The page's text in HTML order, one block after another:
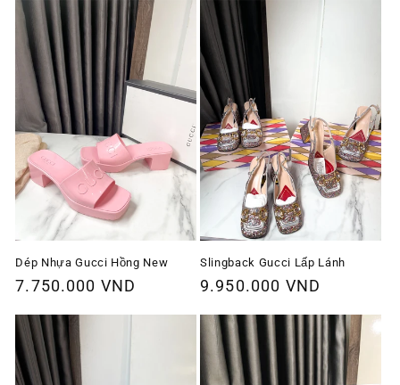
thường
thường
Dép Nhựa Gucci Hồng New
Giá
thường
7.750.000 VND
Slingback Gucci Lấp Lánh
Giá
thường
9.950.000 VND